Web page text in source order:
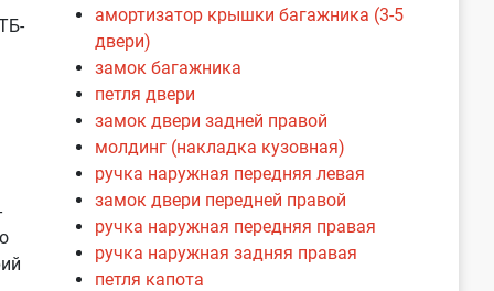
амортизатор крышки багажника (3-5
двери)
замок багажника
петля двери
замок двери задней правой
молдинг (накладка кузовная)
ручка наружная передняя левая
замок двери передней правой
ручка наружная передняя правая
ручка наружная задняя правая
петля капота